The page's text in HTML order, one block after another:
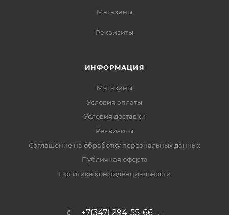
Магазины
Реквизиты
ИНФОРМАЦИЯ
Магазины
Условия оплаты
Условия доставки
Реквизиты
Соглашение на обработку персональных данных
Публичная оферта
Политика конфиденциальности
+7(347) 294-55-66